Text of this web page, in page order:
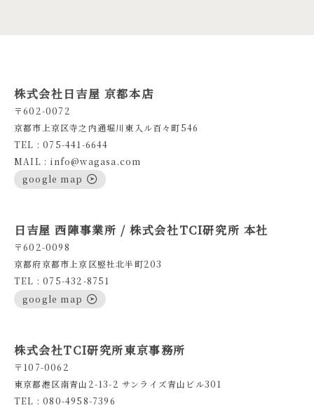
株式会社日吉屋 京都本店
〒602-0072
京都市上京区寺之内通堀川東入ル百々町546
TEL : 075-441-6644
MAIL : info@wagasa.com
google map
日吉屋 西陣事業所 / 株式会社TCI研究所 本社
〒602-0098
京都府京都市上京区竪社北半町203
TEL : 075-432-8751
google map
株式会社TCI研究所東京事務所
〒107-0062
東京都港区南青山2-13-2 サンライズ青山ビル301
TEL : 080-4958-7396